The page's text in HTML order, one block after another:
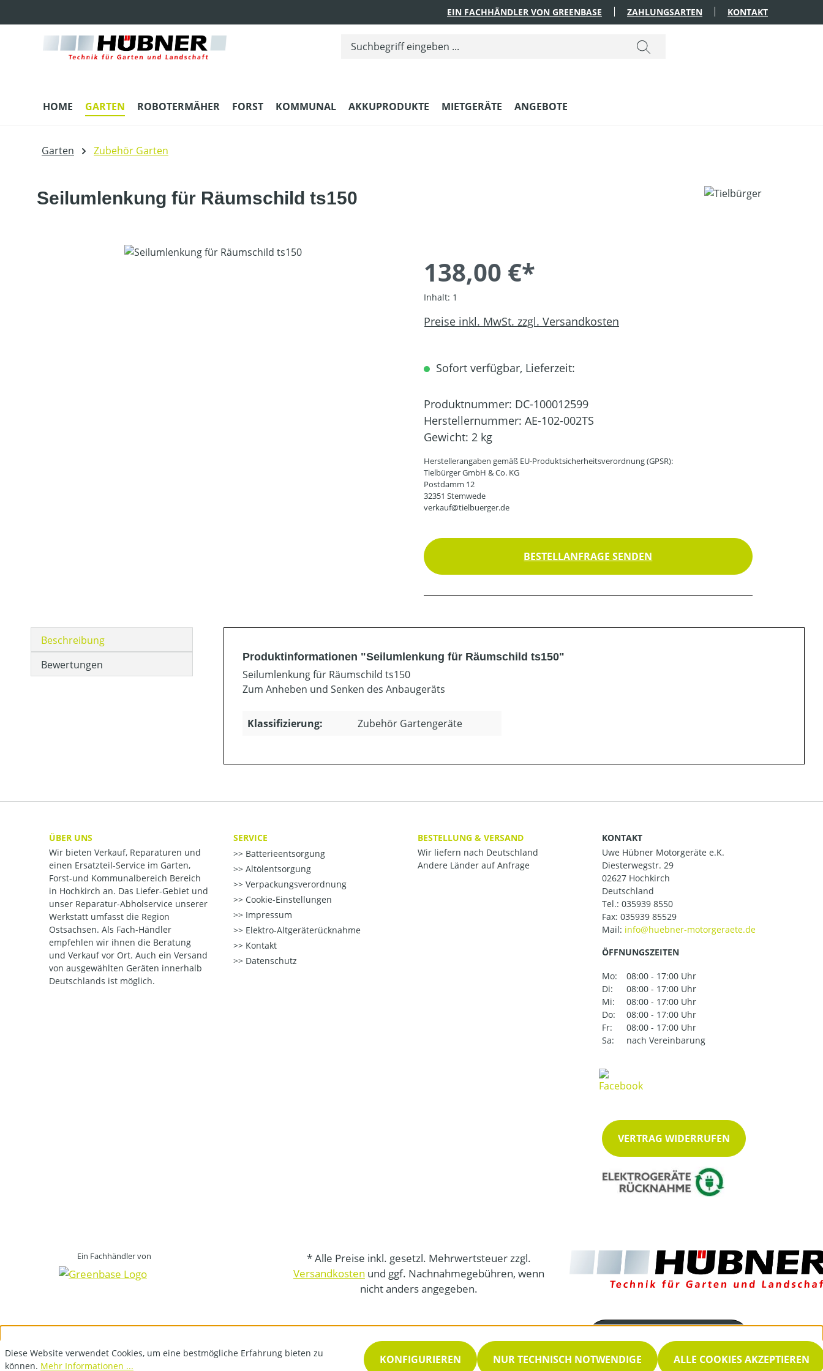
EIN FACHHÄNDLER VON GREENBASE ZAHLUNGSARTEN KONTAKT
HOME GARTEN ROBOTERMÄHER FORST KOMMUNAL AKKUPRODUKTE MIETGERÄTE ANGEBOTE
Garten Zubehör Garten
Seilumlenkung für Räumschild ts150
Bildergalerie überspringen
138,00 €*
Inhalt: 1
Preise inkl. MwSt. zzgl. Versandkosten
Sofort verfügbar, Lieferzeit:
Produktnummer: DC-100012599
Herstellernummer: AE-102-002TS
Gewicht: 2 kg
Herstellerangaben gemäß EU-Produktsicherheitsverordnung (GPSR):
Tielbürger GmbH & Co. KG
Postdamm 12
32351 Stemwede
verkauf@tielbuerger.de
BESTELLANFRAGE SENDEN
Beschreibung
Bewertungen
Produktinformationen "Seilumlenkung für Räumschild ts150"
Seilumlenkung für Räumschild ts150
Zum Anheben und Senken des Anbaugeräts
Klassifizierung: Zubehör Gartengeräte
ÜBER UNS
Wir bieten Verkauf, Reparaturen und
einen Ersatzteil-Service im Garten,
Forst-und Kommunalbereich Bereich
in Hochkirch an. Das Liefer-Gebiet und
unser Reparatur-Abholservice unserer
Werkstatt umfasst die Region
Ostsachsen. Als Fach-Händler
empfehlen wir ihnen die Beratung
und Verkauf vor Ort. Auch ein Versand
von ausgewählten Geräten innerhalb
Deutschlands ist möglich.
SERVICE
Batterieentsorgung
Altölentsorgung
Verpackungsverordnung
Cookie-Einstellungen
Impressum
Elektro-Altgeräterücknahme
Kontakt
Datenschutz
BESTELLUNG & VERSAND
Wir liefern nach Deutschland
Andere Länder auf Anfrage
KONTAKT
Uwe Hübner Motorgeräte e.K.
Diesterwegstr. 29
02627 Hochkirch
Deutschland
Tel.: 035939 8550
Fax: 035939 85529
Mail:
ÖFFNUNGSZEITEN
Mo:
08:00 - 17:00 Uhr
Di:
08:00 - 17:00 Uhr
Mi:
08:00 - 17:00 Uhr
Do:
08:00 - 17:00 Uhr
Fr:
08:00 - 17:00 Uhr
Sa:
nach Vereinbarung
VERTRAG WIDERRUFEN
Ein Fachhändler von
* Alle Preise inkl. gesetzl. Mehrwertsteuer zzgl.
Versandkosten und ggf. Nachnahmegebühren, wenn
nicht anders angegeben.
035939 8550
Diese Website verwendet Cookies, um eine bestmögliche Erfahrung bieten zu
können. Mehr Informationen ... NUR TECHNISCH NOTWENDIGE
KONFIGURIEREN ALLE COOKIES AKZEPTIEREN